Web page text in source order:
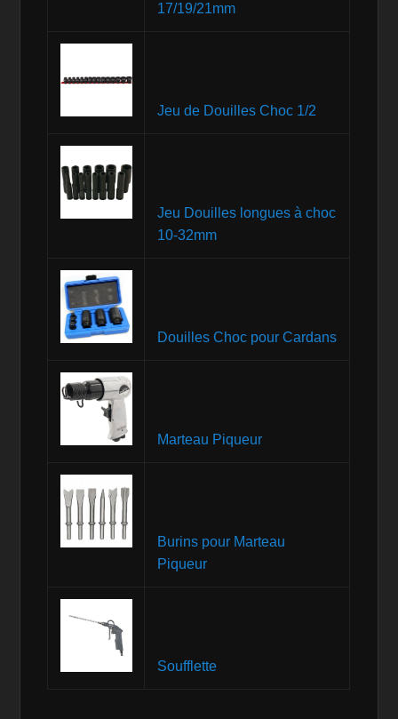
17/19/21mm
Jeu de Douilles Choc 1/2
Jeu Douilles longues à choc
10-32mm
Douilles Choc pour Cardans
Marteau Piqueur
Burins pour Marteau
Piqueur
Soufflette